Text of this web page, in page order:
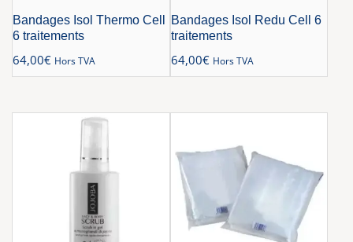
Bandages Isol Thermo Cell
6 traitements
64,00€ Hors TVA
Bandages Isol Redu Cell 6
traitements
64,00€ Hors TVA